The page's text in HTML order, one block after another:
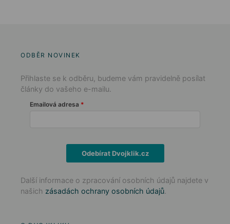
ODBĚR NOVINEK
Přihlaste se k odběru, budeme vám pravidelně posílat
články do vašeho e-mailu.
Emailová adresa
Odebírat Dvojklik.cz
Další informace o zpracování osobních údajů najdete v
našich zásadách ochrany osobních údajů.